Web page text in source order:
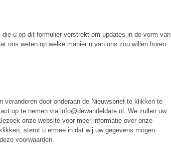
die u op dit formulier verstrekt om updates in de vorm van
ons weten op welke manier u van ons zou willen horen
veranderen door onderaan de Nieuwsbrief te klikken te
op te nemen via info@dewandeldate.nl. We zullen uw
onze website voor meer informatie over onze
stemt u ermee in dat wij uw gegevens mogen
voorwaarden.